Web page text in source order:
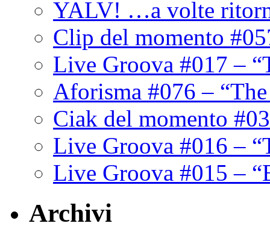
YALV! …a volte
Clip del momento
Live Groova #017 –
Aforisma #076 –
Ciak del momento
Live Groova #016 –
Live Groova #015 –
Archivi